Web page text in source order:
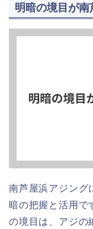
明暗の境目が
南芦屋浜アジング
暗の把握と活用で
の境目は、アジの